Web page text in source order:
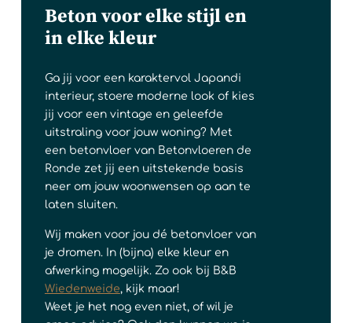
Beton voor elke stijl en
in elke kleur
Ga jij voor een karaktervol Japandi
interieur, stoere moderne look of kies
jij voor een vintage en geleefde
uitstraling voor jouw woning? Met
een betonvloer van Betonvloeren de
Ronde zet jij een uitstekende basis
neer om jouw woonwensen op aan te
laten sluiten.
Wij maken voor jou dé betonvloer van
je dromen. In (bijna) elke kleur en
afwerking mogelijk. Zo ook bij B&B
Wiedenweide, kijk maar!
Weet je het nog even niet, of wil je